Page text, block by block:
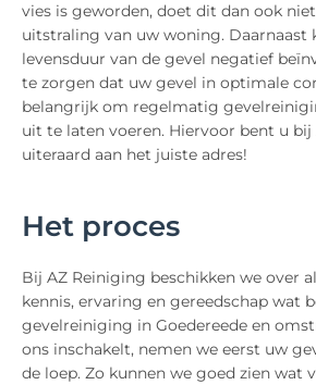
vies is geworden, doet dit dan ook
uitstraling van uw woning. Daarnaast
levensduur van de gevel negatief
te zorgen dat uw gevel in optimale
belangrijk om regelmatig
uit te laten voeren. Hiervoor bent u bij
uiteraard aan het juiste adres!
Het proces
Bij AZ Reiniging beschikken we over
kennis, ervaring en gereedschap wat
gevelreiniging in Goedereede en
ons inschakelt, nemen we eerst uw
de loep. Zo kunnen we goed zien wat